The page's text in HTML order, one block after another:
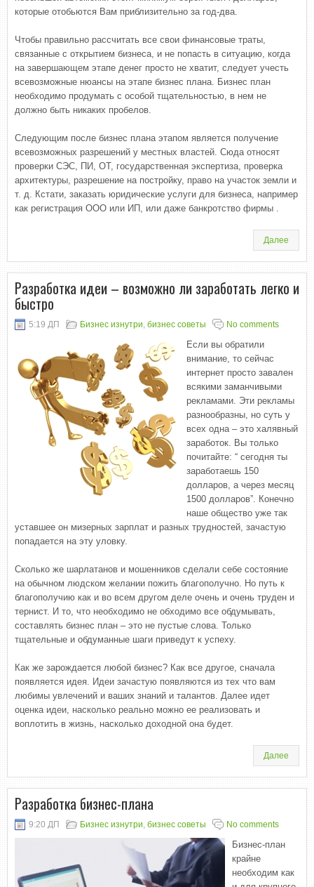
которые отобьются Вам приблизительно за год-два.
Чтобы правильно рассчитать все свои финансовые траты,
связанные с открытием бизнеса, и не попасть в ситуацию, когда
на завершающем этапе денег просто не хватит, следует учесть
всевозможные нюансы на этапе бизнес плана. Бизнес план
необходимо продумать с особой тщательностью, в нем не
должно быть никаких пробелов.
Следующим после бизнес плана этапом является получение
всевозможных разрешений у местных властей. Сюда относят
проверки СЭС, ПИ, ОТ, государственная экспертиза, проверка
архитектуры, разрешение на постройку, право на участок земли и
т. д. Кстати, заказать юридические услуги для бизнеса, например
как регистрация ООО или ИП, или даже банкротство фирмы .
Далее
Разработка идеи – возможно ли заработать легко и
быстро
5:19 ДП Бизнес изнутри, бизнес советы No comments
Если вы обратили
внимание, то сейчас
интернет просто завален
всякими заманчивыми
рекламами. Эти рекламы
разнообразны, но суть у
всех одна – это халявный
заработок. Вы только
почитайте: “ сегодня ты
заработаешь 150
долларов, а через месяц
1500 долларов”. Конечно
наше общество уже так
уставшее он мизерных зарплат и разных трудностей, зачастую
попадается на эту уловку.
Сколько же шарлатанов и мошенников сделали себе состояние
на обычном людском желании пожить благополучно. Но путь к
благополучию как и во всем другом деле очень и очень труден и
тернист. И то, что необходимо не обходимо все обдумывать,
составлять бизнес план – это не пустые слова. Только
тщательные и обдуманные шаги приведут к успеху.
Как же зарождается любой бизнес? Как все другое, сначала
появляется идея. Идеи зачастую появляются из тех что вам
любимы увлечений и ваших знаний и талантов. Далее идет
оценка идеи, насколько реально можно ее реализовать и
воплотить в жизнь, насколько доходной она будет.
Далее
Разработка бизнес-плана
9:20 ДП Бизнес изнутри, бизнес советы No comments
Бизнес-план
крайне
необходим как